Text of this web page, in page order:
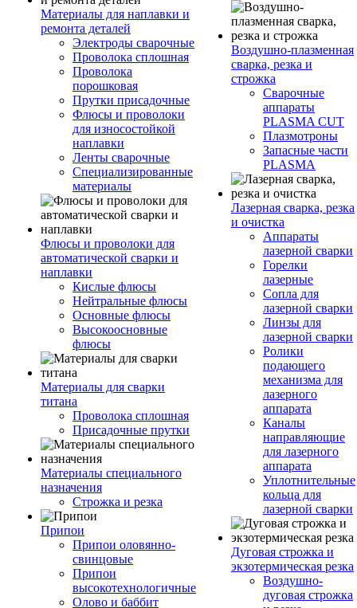
Материалы для наплавки и
ремонта деталей
Электроды сварочные
Проволока сплошная
Проволока
порошковая
Прутки присадочные
Флюсы и проволоки
для износостойкой
наплавки
Ленты сварочные
Специализированные
материалы
Флюсы и проволоки для
автоматической сварки и
наплавки
Кислые флюсы
Нейтральные флюсы
Основные флюсы
Высокоосновные
флюсы
Материалы для сварки
титана
Проволока сплошная
Присадочные прутки
Материалы специального
назначения
Строжка и резка
Припои
Припои оловянно-
свинцовые
Припои
высокотехнологичные
Олово и баббит
Воздушно-плазменная
сварка, резка и
строжка
Сварочные
аппараты
PLASMA CUT
Плазмотроны
Запасные части
PLASMA
Лазерная сварка, резка
и очистка
Аппараты
лазерной сварки
Горелки
лазерные
Сопла для
лазерной сварки
Линзы для
лазерной сварки
Ролики
подающего
механизма для
лазерного
аппарата
Каналы
направляющие
для лазерного
аппарата
Уплотнительные
кольца для
лазерной сварки
Дуговая строжка и
экзотермическая резка
Воздушно-
дуговая строжка